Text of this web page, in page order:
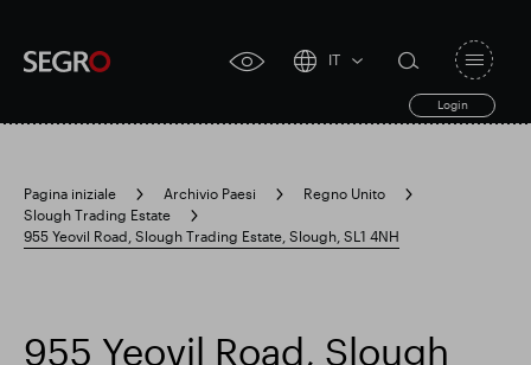
accessibility
IT
Login
search
form
Search
for
toggle
Pagina iniziale Archivio Paesi
Regno Unito
Slough Trading Estate
955 Yeovil Road, Slough Trading Estate, Slough, SL1 4NH
955 Yeovil Road, Slough